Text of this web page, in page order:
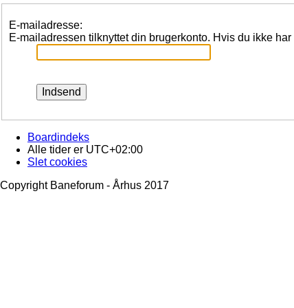
E-mailadresse:
E-mailadressen tilknyttet din brugerkonto. Hvis du ikke
Boardindeks
Alle tider er UTC+02:00
Slet cookies
Copyright Baneforum - Århus 2017